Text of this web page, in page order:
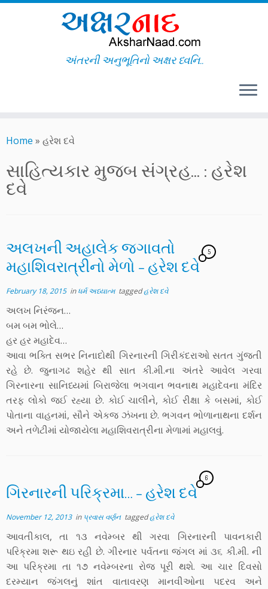
to
અંતરની અનુભૂતિનો અક્ષર ધ્વનિ..
Home » હરેશ દવે
સાહિત્યકાર મુજબ સંગ્રહ... : હરેશ
દવે
અલખની અહાલેક જગાવતો
મહાશિવરાત્રીનો મેળો – હરેશ દવે
5
February 18, 2015inધર્મ અધ્યાત્મ taggedહરેશ દવે
અલખ નિરંજન…
બમ બમ ભોલે…
હર હર મહાદેવ…
આવા ભક્તિ સભર નિનાદોથી ગિરનારની ગિરીકંદરાઓ સતત ગુંજતી
રહે છે. જુનાગઢ શહેર થી સાત કી.મી.ના અંતરે આવેલ ગરવા
ગિરનારના સાનિધ્યમાં બિરાજેલા ભગવાન ભવનાથ મહાદેવના મંદિર
તરફ લોકો જઈ રહ્યા છે. કોઈ ચાલીને, કોઈ રીક્ષા કે બસમાં, કોઈ
પોતાના વાહનમાં, સૌને એકજ ઝંખના છે. ભગવન ભોળાનાથના દર્શન
અને તળેટીમાં યોજાયેલા મહાશિવરાત્રીના મેળામાં મહાલવું.
ગિરનારની પરિક્રમા… – હરેશ દવે
6
November 12, 2013in પ્રવાસ વર્ણન taggedહરેશ દવે
આવતીકાલ, તા ૧૩ નવેમ્બર થી ગરવા ગિરનારની પાવનકારી
પરિક્રમા શરૂ થઇ રહી છે. ગીરનાર પર્વતના જંગલ માં ૩૬ કી.મી. ની
આ પરિક્રમા તા ૧૭ નવેમ્બરના રોજ પૂરી થશે. આ ચાર દિવસો
દરમ્યાન જંગલનું શાંત વાતાવરણ માનવીઓના પદરવ અને